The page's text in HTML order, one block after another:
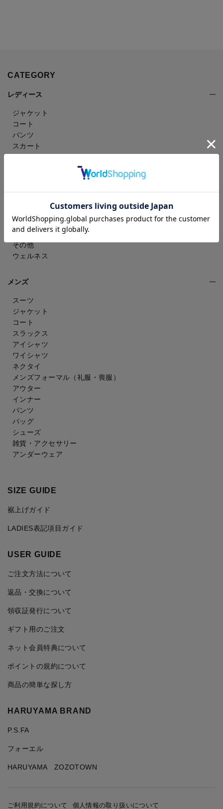
CATEGORY
レディース
ジャケット
コート
パンツ
スカート
フォーマル（喪服・礼服）
雑貨・アクセサリー
アンダーウェア
その他
ウェルネス
メンズ
スーツ
ジャケット
コート
スラックス
アイシャツ
ワイシャツ
ネクタイ
メンズフォーマル （礼服・喪服）
アウター
インナー
パンツ
バッグ
シューズ
雑貨・アクセサリー
アンダーウェア
SIZE GUIDE
裾上げガイド
LADIES表記項目ガイド
USER GUIDE
ご注文方法について
返品・交換について
領収証発行について
ギフト用のご注文
ネット会員特典について
ポイントの規約について
商品の簡単な探し方
HARUYAMA BRAND
P.S.FA
フォーエル
HARUYAMA ZOZOTOWN
ご利用規約について 個人情報の取り扱いについて